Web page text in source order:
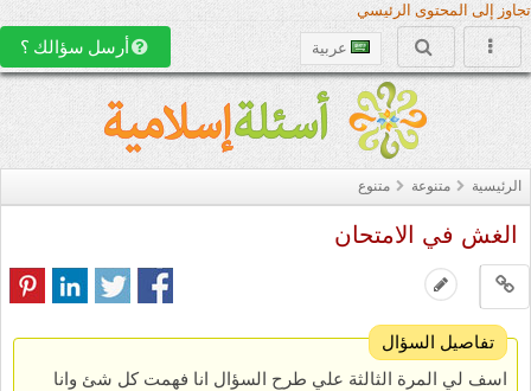
تجاوز إلى المحتوى الرئيسي
عربية أرسل سؤالك ؟
الرئيسية متنوعة متنوع
الغش في الامتحان
تفاصيل السؤال
اسف لي المرة الثالثة علي طرح السؤال انا فهمت كل شئ وانا